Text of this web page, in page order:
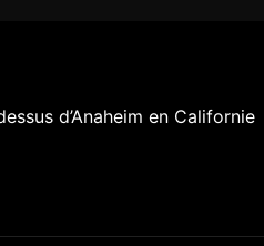
d’Anaheim en Californie